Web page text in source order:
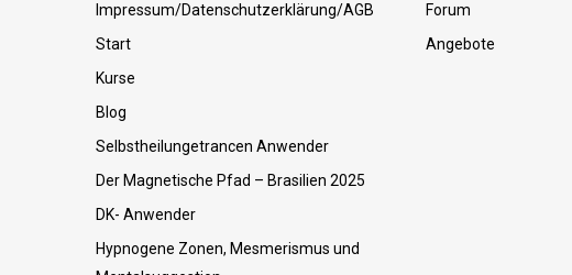
Impressum/Datenschutzerklärung/AGB
Start
Kurse
Blog
Selbstheilungetrancen Anwender
Der Magnetische Pfad – Brasilien 2025
DK- Anwender
Hypnogene Zonen, Mesmerismus und
Forum
Angebote